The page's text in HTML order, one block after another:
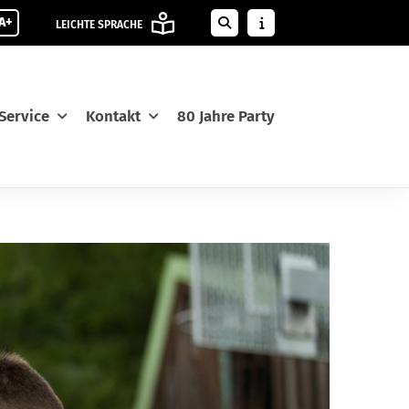
LEICHTE SPRACHE
Kontakt 80 Jahre Party